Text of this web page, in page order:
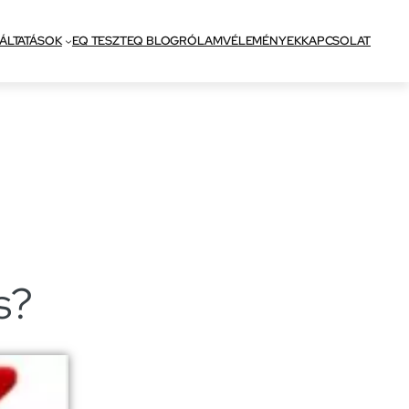
EQ TESZTEQ BLOGRÓLAMVÉLEMÉNYEKKAPCSOLAT